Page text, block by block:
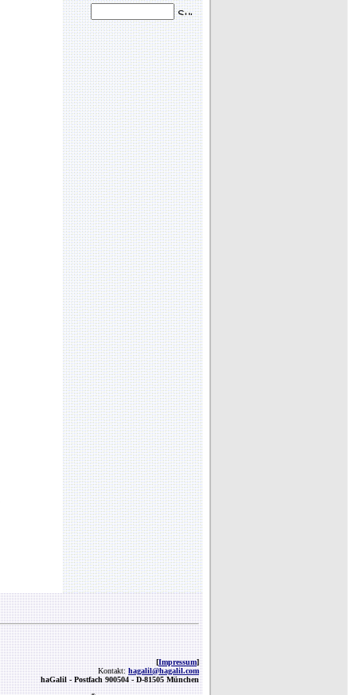
[Impressum]
Kontakt:hagalil@hagalil.com
haGalil -Postfach 900504 - D-81505 München